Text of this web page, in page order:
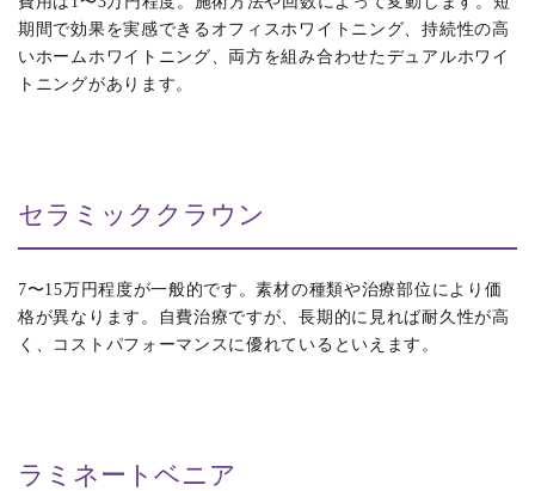
期間で効果を実感できるオフィスホワイトニング、持続性の高
いホームホワイトニング、両方を組み合わせたデュアルホワイ
トニングがあります。
セラミッククラウン
7〜15万円程度が一般的です。素材の種類や治療部位により価
格が異なります。自費治療ですが、長期的に見れば耐久性が高
く、コストパフォーマンスに優れているといえます。
ラミネートベニア